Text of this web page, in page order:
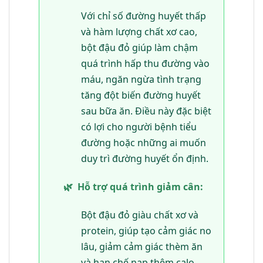
Với chỉ số đường huyết thấp
và hàm lượng chất xơ cao,
bột đậu đỏ giúp làm chậm
quá trình hấp thu đường vào
máu, ngăn ngừa tình trạng
tăng đột biến đường huyết
sau bữa ăn. Điều này đặc biệt
có lợi cho người bệnh tiểu
đường hoặc những ai muốn
duy trì đường huyết ổn định.
🌿 Hỗ trợ quá trình giảm cân:
Bột đậu đỏ giàu chất xơ và
protein, giúp tạo cảm giác no
lâu, giảm cảm giác thèm ăn